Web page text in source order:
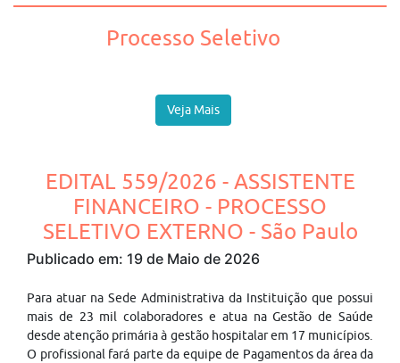
Processo Seletivo
Veja Mais
EDITAL 559/2026 - ASSISTENTE
FINANCEIRO - PROCESSO
SELETIVO EXTERNO - São Paulo
Publicado em: 19 de Maio de 2026
Para atuar na Sede Administrativa da Instituição que possui
mais de 23 mil colaboradores e atua na Gestão de Saúde
desde atenção primária à gestão hospitalar em 17 municípios.
O profissional fará parte da equipe de Pagamentos da área da